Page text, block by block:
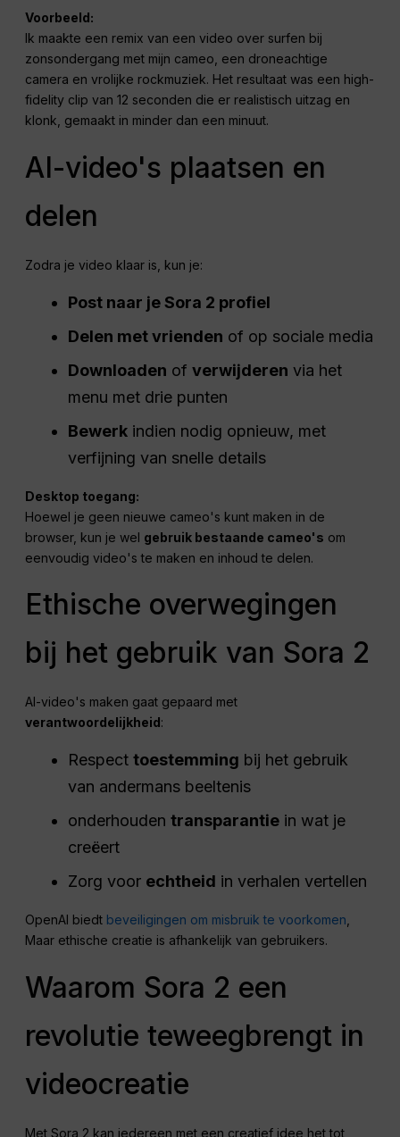
Voorbeeld:
Ik maakte een remix van een video over surfen bij
zonsondergang met mijn cameo, een droneachtige
camera en vrolijke rockmuziek. Het resultaat was een high-
fidelity clip van 12 seconden die er realistisch uitzag en
klonk, gemaakt in minder dan een minuut.
AI-video's plaatsen en
delen
Zodra je video klaar is, kun je:
Post naar je Sora 2 profiel
Delen met vrienden of op sociale media
Downloaden ofverwijderen via het
menu met drie punten
Bewerk indien nodig opnieuw, met
verfijning van snelle details
Desktop toegang:
Hoewel je geen nieuwe cameo's kunt maken in de
browser, kun je wel gebruik bestaande cameo's om
eenvoudig video's te maken en inhoud te delen.
Ethische overwegingen
bij het gebruik van Sora 2
AI-video's maken gaat gepaard met
verantwoordelijkheid:
Respecttoestemming bij het gebruik
van andermans beeltenis
onderhoudentransparantie in wat je
creëert
Zorg voor echtheid in verhalen vertellen
OpenAI biedt beveiligingen om misbruik te voorkomen
Maar ethische creatie is afhankelijk van gebruikers.
Waarom Sora 2 een
revolutie teweegbrengt in
videocreatie
Met Sora 2 kan iedereen met een creatief idee het tot